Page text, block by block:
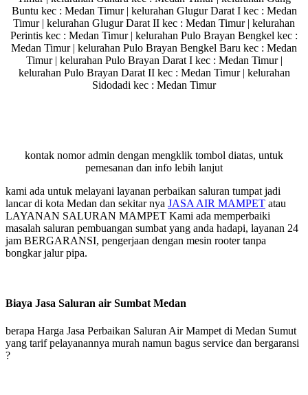
Buntu kec : Medan Timur | kelurahan Glugur Darat I kec : Medan
Timur | kelurahan Glugur Darat II kec : Medan Timur | kelurahan
Perintis kec : Medan Timur | kelurahan Pulo Brayan Bengkel kec :
Medan Timur | kelurahan Pulo Brayan Bengkel Baru kec : Medan
Timur | kelurahan Pulo Brayan Darat I kec : Medan Timur |
kelurahan Pulo Brayan Darat II kec : Medan Timur | kelurahan
Sidodadi kec : Medan Timur
kontak nomor admin dengan mengklik tombol diatas, untuk
pemesanan dan info lebih lanjut
kami ada untuk melayani layanan perbaikan saluran tumpat jadi
lancar di kota Medan dan sekitar nya JASA AIR MAMPET atau
LAYANAN SALURAN MAMPET Kami ada memperbaiki
masalah saluran pembuangan sumbat yang anda hadapi, layanan 24
jam BERGARANSI, pengerjaan dengan mesin rooter tanpa
bongkar jalur pipa.
Biaya Jasa Saluran air Sumbat Medan
berapa Harga Jasa Perbaikan Saluran Air Mampet di Medan Sumut
yang tarif pelayanannya murah namun bagus service dan bergaransi
?